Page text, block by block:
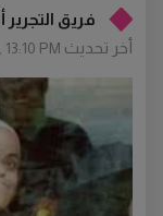
فريق التجرير
أخر تحديث PM